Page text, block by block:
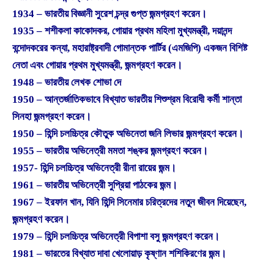
1934 – ভারতীয় বিজ্ঞানী সুরেশ চন্দ্র গুপ্ত জন্মগ্রহণ করেন।
1935 – শশীকলা কাকোদকর, গোয়ার প্রথম মহিলা মুখ্যমন্ত্রী, দয়ানন্দ
বন্দোদকরের কন্যা, মহারাষ্ট্রবাদী গোমান্তক পার্টির (এমজিপি) একজন বিশিষ্ট
নেতা এবং গোয়ার প্রথম মুখ্যমন্ত্রী, জন্মগ্রহণ করেন।
1948 – ভারতীয় লেখক শোভা দে
1950 – আন্তর্জাতিকভাবে বিখ্যাত ভারতীয় শিশুশ্রম বিরোধী কর্মী শান্তা
সিনহা জন্মগ্রহণ করেন।
1950 – হিন্দি চলচ্চিত্র কৌতুক অভিনেতা জনি লিভার জন্মগ্রহণ করেন।
1955 – ভারতীয় অভিনেত্রী মমতা শঙ্কর জন্মগ্রহণ করেন।
1957- হিন্দি চলচ্চিত্র অভিনেত্রী রীনা রায়ের জন্ম।
1961 – ভারতীয় অভিনেত্রী সুপ্রিয়া পাঠকের জন্ম।
1967 – ইরফান খান, যিনি হিন্দি সিনেমার চরিত্রদের নতুন জীবন দিয়েছেন,
জন্মগ্রহণ করেন।
1979 – হিন্দি চলচ্চিত্র অভিনেত্রী বিপাশা বসু জন্মগ্রহণ করেন।
1981 – ভারতের বিখ্যাত দাবা খেলোয়াড় কৃষ্ণান শশিকিরণের জন্ম।